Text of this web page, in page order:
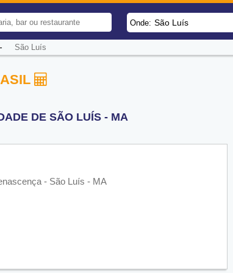
Onde: São Luís
São Luís
DE SÃO LUÍS - MA
- São Luís - MA